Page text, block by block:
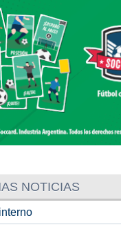
NOTICIAS